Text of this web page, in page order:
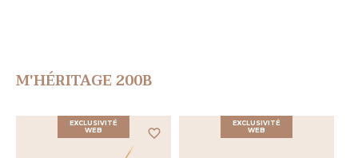
M'HÉRITAGE 200B
favorite_border
EXCLUSIVITÉ
WEB
EXCLUSIVITÉ
WEB